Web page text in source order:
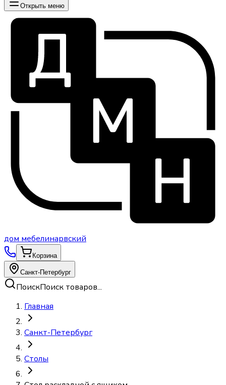
Открыть меню
дом мебелинарвский
Корзина
Санкт-Петербург
ПоискПоиск товаров...
Главная
Санкт-Петербург
Столы